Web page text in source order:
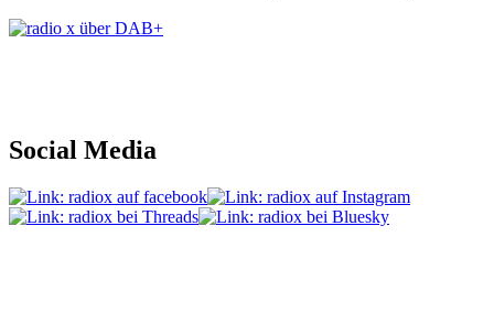
Social Media